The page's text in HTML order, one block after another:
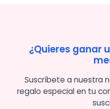
¿Quieres ganar
Suscríbete a nuestra
regalo especial en tu